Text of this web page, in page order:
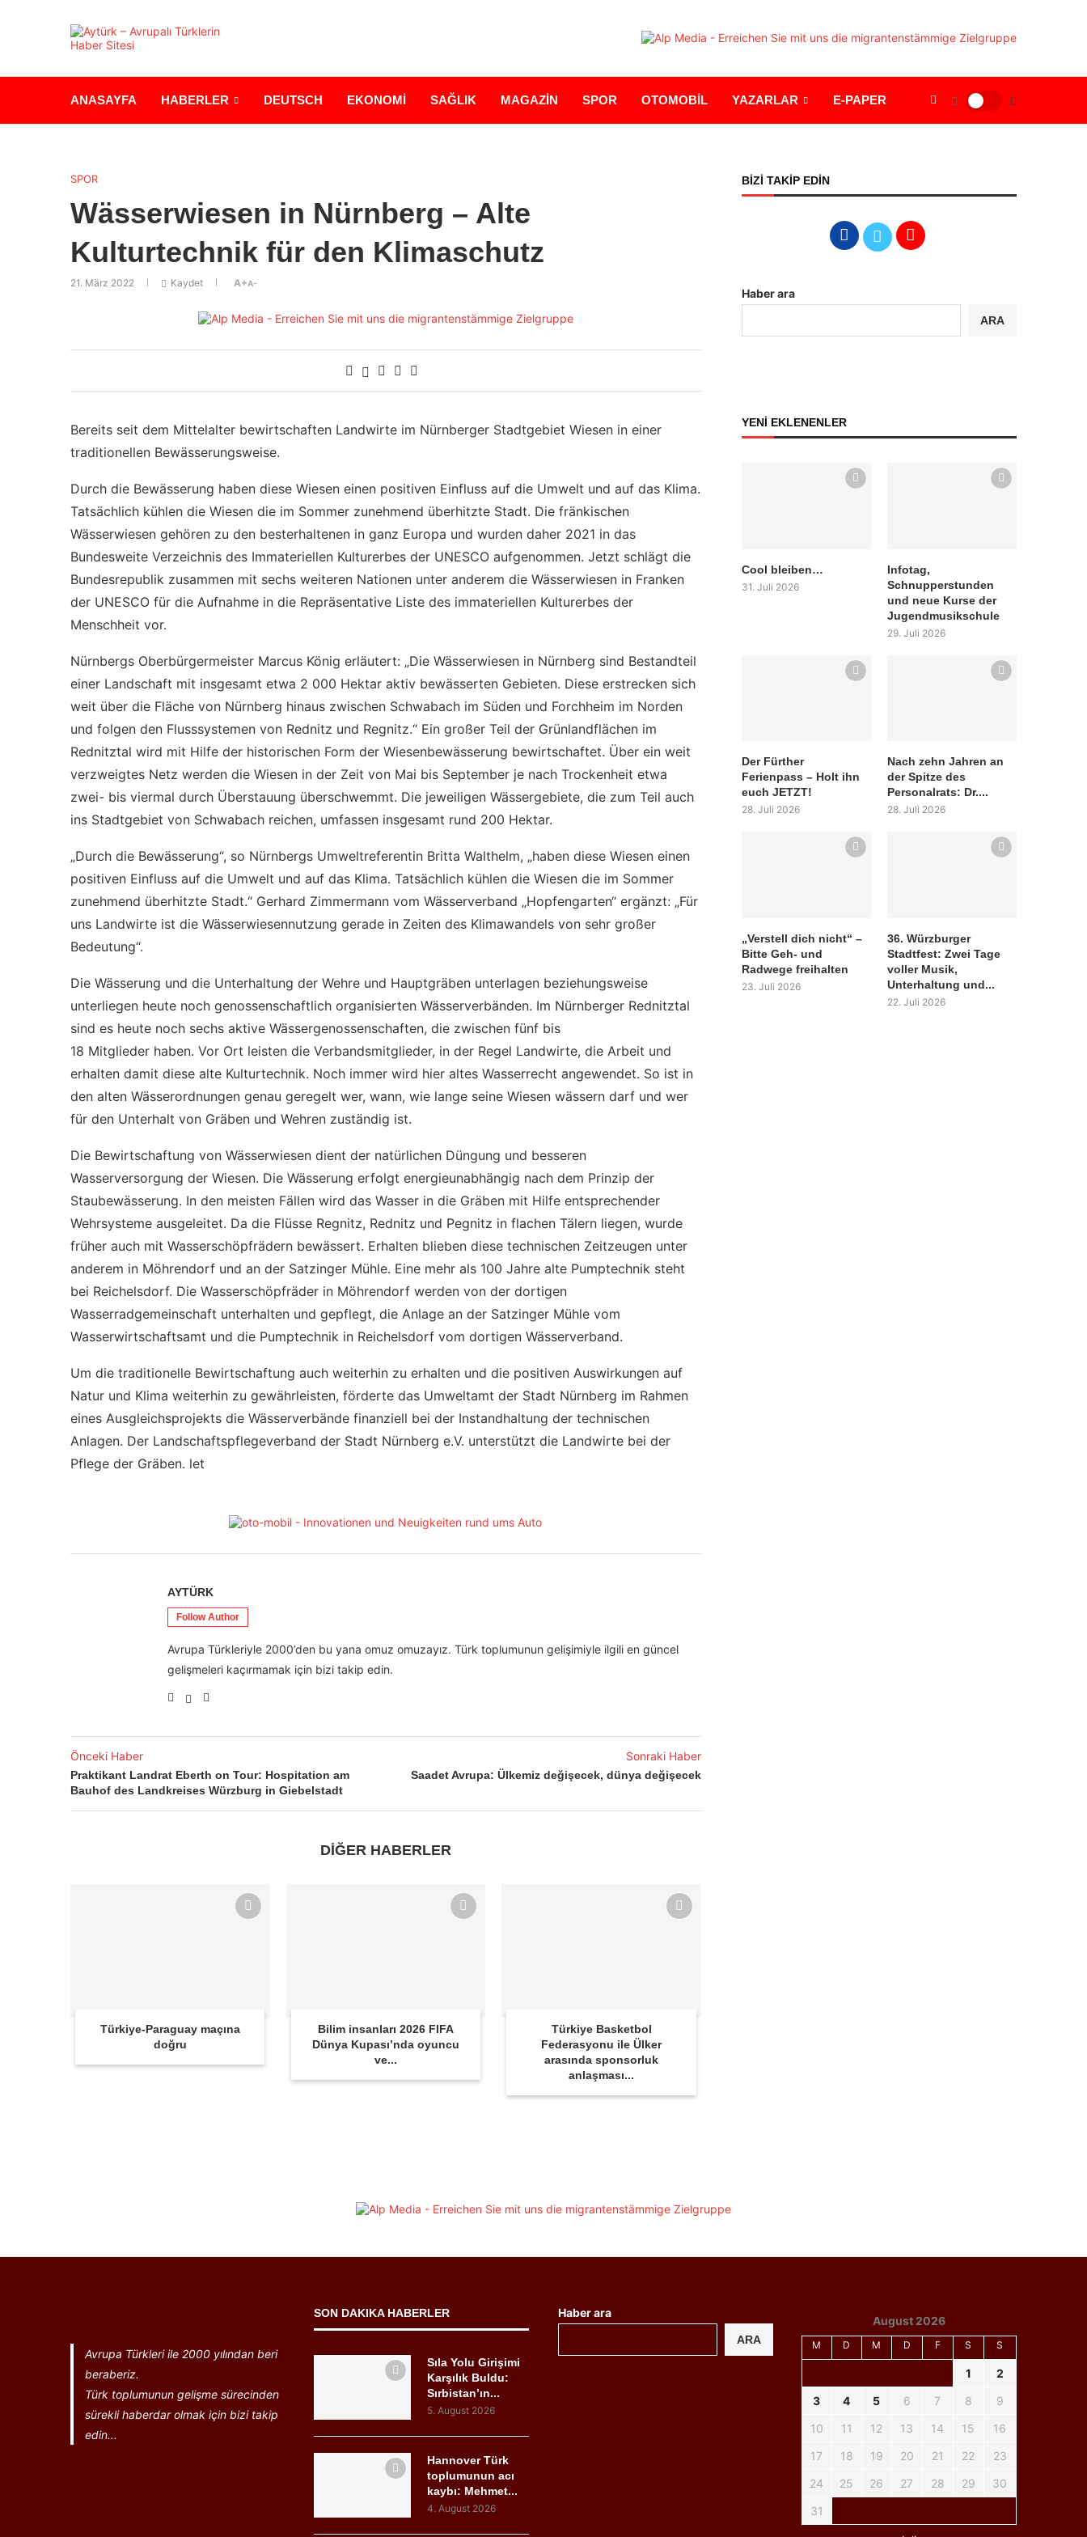
ANASAYFA HABERLER DEUTSCH EKONOMİ SAĞLIK MAGAZİN SPOR OTOMOBİL YAZARLAR E-PAPER
SPOR
Wässerwiesen in Nürnberg – Alte
Kulturtechnik für den Klimaschutz
21. März 2022 Kaydet A+A-
Bereits seit dem Mittelalter bewirtschaften Landwirte im Nürnberger Stadtgebiet Wiesen in einer
traditionellen Bewässerungsweise.
Durch die Bewässerung haben diese Wiesen einen positiven Einfluss auf die Umwelt und auf das Klima.
Tatsächlich kühlen die Wiesen die im Sommer zunehmend überhitzte Stadt. Die fränkischen
Wässerwiesen gehören zu den besterhaltenen in ganz Europa und wurden daher 2021 in das
Bundesweite Verzeichnis des Immateriellen Kulturerbes der UNESCO aufgenommen. Jetzt schlägt die
Bundesrepublik zusammen mit sechs weiteren Nationen unter anderem die Wässerwiesen in Franken
der UNESCO für die Aufnahme in die Repräsentative Liste des immateriellen Kulturerbes der
Menschheit vor.
Nürnbergs Oberbürgermeister Marcus König erläutert: „Die Wässerwiesen in Nürnberg sind Bestandteil
einer Landschaft mit insgesamt etwa 2 000 Hektar aktiv bewässerten Gebieten. Diese erstrecken sich
weit über die Fläche von Nürnberg hinaus zwischen Schwabach im Süden und Forchheim im Norden
und folgen den Flusssystemen von Rednitz und Regnitz.“ Ein großer Teil der Grünlandflächen im
Rednitztal wird mit Hilfe der historischen Form der Wiesenbewässerung bewirtschaftet. Über ein weit
verzweigtes Netz werden die Wiesen in der Zeit von Mai bis September je nach Trockenheit etwa
zwei- bis viermal durch Überstauung überschwemmt. Die jeweiligen Wässergebiete, die zum Teil auch
ins Stadtgebiet von Schwabach reichen, umfassen insgesamt rund 200 Hektar.
„Durch die Bewässerung“, so Nürnbergs Umweltreferentin Britta Walthelm, „haben diese Wiesen einen
positiven Einfluss auf die Umwelt und auf das Klima. Tatsächlich kühlen die Wiesen die im Sommer
zunehmend überhitzte Stadt.“ Gerhard Zimmermann vom Wässerverband „Hopfengarten“ ergänzt: „Für
uns Landwirte ist die Wässerwiesennutzung gerade in Zeiten des Klimawandels von sehr großer
Bedeutung“.
Die Wässerung und die Unterhaltung der Wehre und Hauptgräben unterlagen beziehungsweise
unterliegen heute noch genossenschaftlich organisierten Wässerverbänden. Im Nürnberger Rednitztal
sind es heute noch sechs aktive Wässergenossenschaften, die zwischen fünf bis
18 Mitglieder haben. Vor Ort leisten die Verbandsmitglieder, in der Regel Landwirte, die Arbeit und
erhalten damit diese alte Kulturtechnik. Noch immer wird hier altes Wasserrecht angewendet. So ist in
den alten Wässerordnungen genau geregelt wer, wann, wie lange seine Wiesen wässern darf und wer
für den Unterhalt von Gräben und Wehren zuständig ist.
Die Bewirtschaftung von Wässerwiesen dient der natürlichen Düngung und besseren
Wasserversorgung der Wiesen. Die Wässerung erfolgt energieunabhängig nach dem Prinzip der
Staubewässerung. In den meisten Fällen wird das Wasser in die Gräben mit Hilfe entsprechender
Wehrsysteme ausgeleitet. Da die Flüsse Regnitz, Rednitz und Pegnitz in flachen Tälern liegen, wurde
früher auch mit Wasserschöpfrädern bewässert. Erhalten blieben diese technischen Zeitzeugen unter
anderem in Möhrendorf und an der Satzinger Mühle. Eine mehr als 100 Jahre alte Pumptechnik steht
bei Reichelsdorf. Die Wasserschöpfräder in Möhrendorf werden von der dortigen
Wasserradgemeinschaft unterhalten und gepflegt, die Anlage an der Satzinger Mühle vom
Wasserwirtschaftsamt und die Pumptechnik in Reichelsdorf vom dortigen Wässerverband.
Um die traditionelle Bewirtschaftung auch weiterhin zu erhalten und die positiven Auswirkungen auf
Natur und Klima weiterhin zu gewährleisten, förderte das Umweltamt der Stadt Nürnberg im Rahmen
eines Ausgleichsprojekts die Wässerverbände finanziell bei der Instandhaltung der technischen
Anlagen. Der Landschaftspflegeverband der Stadt Nürnberg e.V. unterstützt die Landwirte bei der
Pflege der Gräben. let
AYTÜRK
Follow Author
Avrupa Türkleriyle 2000’den bu yana omuz omuzayız. Türk toplumunun gelişimiyle ilgili en güncel
gelişmeleri kaçırmamak için bizi takip edin.
Önceki Haber
Praktikant Landrat Eberth on Tour: Hospitation am
Bauhof des Landkreises Würzburg in Giebelstadt
Sonraki Haber
Saadet Avrupa: Ülkemiz değişecek, dünya değişecek
DİĞER HABERLER
Türkiye-Paraguay maçına
doğru
Bilim insanları 2026 FIFA
Dünya Kupası’nda oyuncu
ve...
Türkiye Basketbol
Federasyonu ile Ülker
arasında sponsorluk
anlaşması...
BİZİ TAKİP EDİN
Haber ara
ARA
YENİ EKLENENLER
Cool bleiben…
31. Juli 2026
Infotag,
Schnupperstunden
und neue Kurse der
Jugendmusikschule
29. Juli 2026
Der Fürther
Ferienpass – Holt ihn
euch JETZT!
28. Juli 2026
Nach zehn Jahren an
der Spitze des
Personalrats: Dr....
28. Juli 2026
„Verstell dich nicht“ –
Bitte Geh- und
Radwege freihalten
23. Juli 2026
36. Würzburger
Stadtfest: Zwei Tage
voller Musik,
Unterhaltung und...
22. Juli 2026
Avrupa Türkleri ile 2000 yılından beri
beraberiz.
Türk toplumunun gelişme sürecinden
sürekli haberdar olmak için bizi takip
edin...
SON DAKIKA HABERLER
Sıla Yolu Girişimi
Karşılık Buldu:
Sırbistan’ın...
5. August 2026
Hannover Türk
toplumunun acı
kaybı: Mehmet...
4. August 2026
Haber ara
ARA
August 2026
M D M D F S S
1
2
3
4 5 6 7 8
9
10
11 12 13 14 15
16
17
18 19 20 21 22
23
24
25 26 27 28 29
30
31